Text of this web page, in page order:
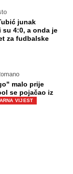
junak
su 4:0, a onda je
za fudbalske
malo prije
se pojačao iz
VIJEST